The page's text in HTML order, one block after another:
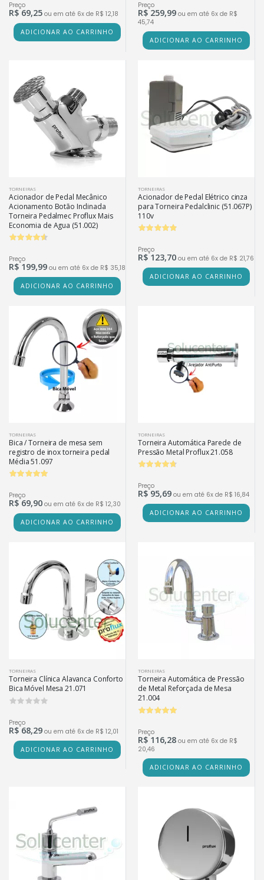
Preço
R$ 69,25 ou em até 6x de R$ 12,18
ADICIONAR AO CARRINHO
Preço
R$ 259,99 ou em até 6x de R$
45,74
ADICIONAR AO CARRINHO
TORNEIRAS
Acionador de Pedal Mecânico
Acionamento Botão Inclinada
Torneira Pedalmec Proflux Mais
Economia de Agua (51.002)
Preço
R$ 199,99 ou em até 6x de R$ 35,18
ADICIONAR AO CARRINHO
TORNEIRAS
Acionador de Pedal Elétrico cinza
para Torneira Pedalclinic (51.067P)
110v
Preço
R$ 123,70 ou em até 6x de R$ 21,76
ADICIONAR AO CARRINHO
TORNEIRAS
Bica / Torneira de mesa sem
registro de inox torneira pedal
Média 51.097
Preço
R$ 69,90 ou em até 6x de R$ 12,30
ADICIONAR AO CARRINHO
TORNEIRAS
Torneira Automática Parede de
Pressão Metal Proflux 21.058
Preço
R$ 95,69 ou em até 6x de R$ 16,84
ADICIONAR AO CARRINHO
TORNEIRAS
Torneira Clínica Alavanca Conforto
Bica Móvel Mesa 21.071
Preço
R$ 68,29 ou em até 6x de R$ 12,01
ADICIONAR AO CARRINHO
TORNEIRAS
Torneira Automática de Pressão
de Metal Reforçada de Mesa
21.004
Preço
R$ 116,28 ou em até 6x de R$
20,46
ADICIONAR AO CARRINHO